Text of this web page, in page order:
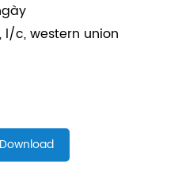
c, western union
Download